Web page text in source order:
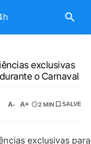
exclusivas
o Carnaval
A- A+ 2 MIN SALVE